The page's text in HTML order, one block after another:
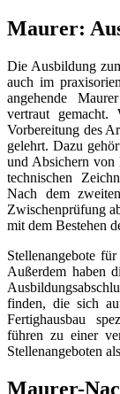
Maurer:
Die Ausbildung
auch im
angehende
vertraut gemacht.
Vorbereitung des
gelehrt. Dazu
und Absichern von
technischen
Nach dem
Zwischenprüfung
mit dem Bestehen
Stellenangebote
Außerdem haben
finden, die sich
Fertighausbau
führen zu einer
Stellenangeboten
Maurer-